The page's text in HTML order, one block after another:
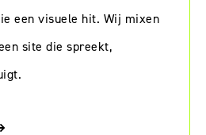
een visuele hit. Wij mixen
site die spreekt,